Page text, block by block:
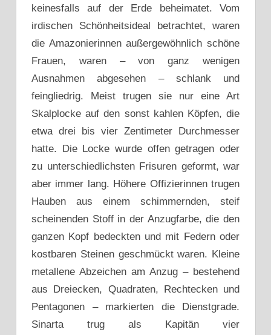
keinesfalls auf der Erde beheimatet. Vom
irdischen Schönheitsideal betrachtet, waren
die Amazonierinnen außergewöhnlich schöne
Frauen, waren – von ganz wenigen
Ausnahmen abgesehen – schlank und
feingliedrig. Meist trugen sie nur eine Art
Skalplocke auf den sonst kahlen Köpfen, die
etwa drei bis vier Zentimeter Durchmesser
hatte. Die Locke wurde offen getragen oder
zu unterschiedlichsten Frisuren geformt, war
aber immer lang. Höhere Offizierinnen trugen
Hauben aus einem schimmernden, steif
scheinenden Stoff in der Anzugfarbe, die den
ganzen Kopf bedeckten und mit Federn oder
kostbaren Steinen geschmückt waren. Kleine
metallene Abzeichen am Anzug – bestehend
aus Dreiecken, Quadraten, Rechtecken und
Pentagonen – markierten die Dienstgrade.
Sinarta trug als Kapitän vier